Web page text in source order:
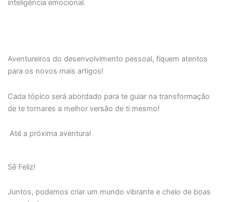
inteligência emocional.
Aventureiros do desenvolvimento pessoal, fiquem atentos
para os novos mais artigos!
Cada tópico será abordado para te guiar na transformação
de te tornares a melhor versão de ti mesmo!
Até a próxima aventura!
Sê Feliz!
Juntos, podemos criar um mundo vibrante e cheio de boas